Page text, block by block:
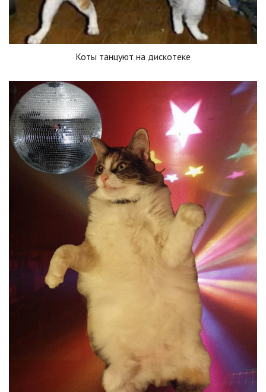
Коты танцуют на дискотеке